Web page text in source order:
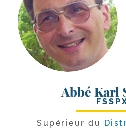
Abbé Karl
Supérieur du